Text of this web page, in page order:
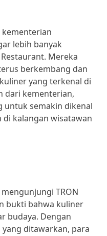
lebih banyak
Mereka
berkembang dan
yang terkenal di
dari kementerian,
untuk semakin dikenal
kalangan wisatawan
TRON
bukti bahwa kuliner
budaya. Dengan
ditawarkan, para